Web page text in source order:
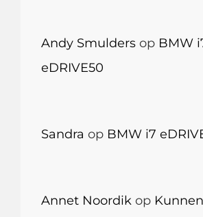
Andy Smulders op BMW
eDRIVE50
Sandra op BMW i7
Annet Noordik op Kunnen